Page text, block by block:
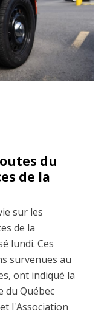
du
de la
sur les
de la
lundi. Ces
survenues au
ont indiqué la
du Québec
l'Association